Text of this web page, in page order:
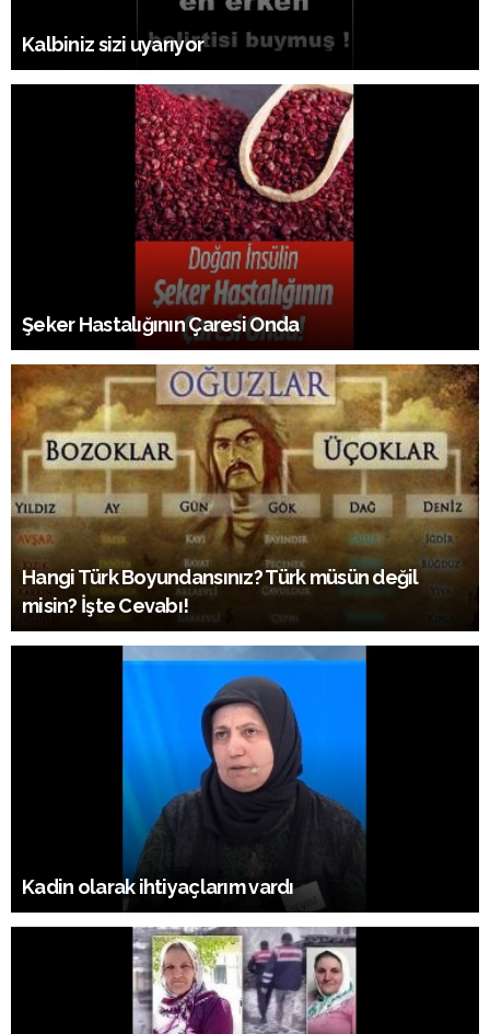
Kalbiniz sizi uyarıyor
Şeker Hastalığının Çaresi Onda
Hangi Türk Boyundansınız? Türk müsün değil
misin? İşte Cevabı!
Kadin olarak ihtiyaçlarım vardı